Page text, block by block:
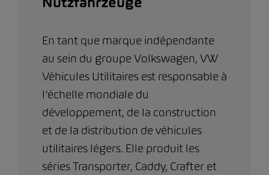
En tant que marque indépendante
au sein du groupe Volkswagen, VW
Véhicules Utilitaires est responsable à
l’échelle mondiale du
développement, de la construction
et de la distribution de véhicules
utilitaires légers. Elle produit les
séries Transporter, Caddy, Crafter et